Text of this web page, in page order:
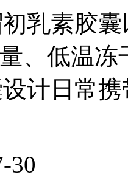
乳素胶
、低温
计日常
30